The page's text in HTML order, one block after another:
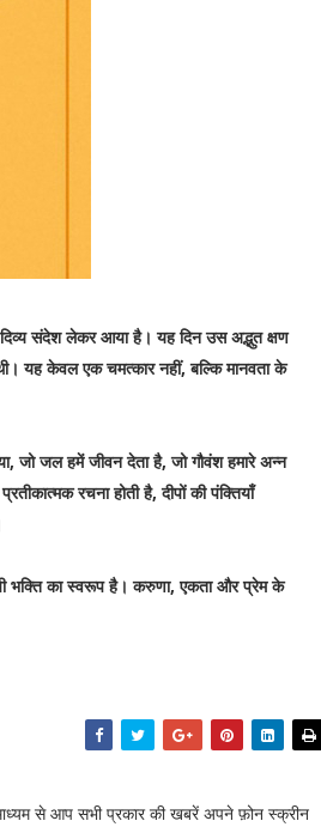
संदेश लेकर आया है। यह दिन उस अद्भुत क्षण
यह केवल एक चमत्कार नहीं, बल्कि मानवता के
जो जल हमें जीवन देता है, जो गौवंश हमारे अन्न
रचना होती है, दीपों की पंक्तियाँ
भक्ति का स्वरूप है। करुणा, एकता और प्रेम के
से आप सभी प्रकार की खबरें अपने फ़ोन स्क्रीन